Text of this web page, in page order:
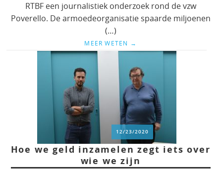
RTBF een journalistiek onderzoek rond de vzw
Poverello. De armoedeorganisatie spaarde miljoenen
(…)
MEER WETEN →
12/23/2020
Hoe we geld inzamelen zegt iets over
wie we zijn